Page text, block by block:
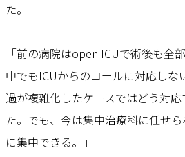
た。
「前の病院はopen ICUで術後も全
中でもICUからのコールに対応しな
過が複雑化したケースではどう対
た。でも、今は集中治療科に任せ
に集中できる。」